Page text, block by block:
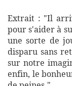
Extrait : "Il
pour s'aider à
une sorte de
disparu sans
sur notre
enfin, le